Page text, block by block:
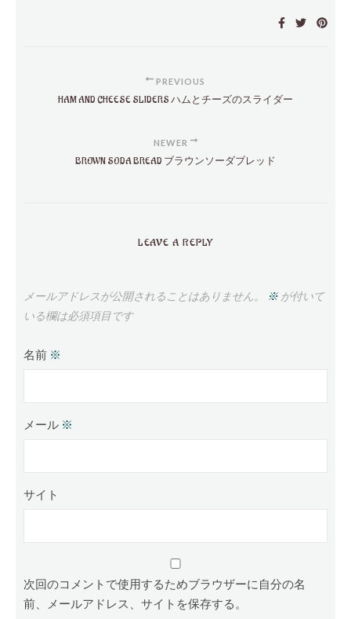
PREVIOUS
HAM AND CHEESE SLIDERS ハムとチーズのスライダー
NEWER
BROWN SODA BREAD ブラウンソーダブレッド
LEAVE A REPLY
メールアドレスが公開されることはありません。 ※が付いて
いる欄は必須項目です
名前 ※
メール ※
サイト
次回のコメントで使用するためブラウザーに自分の名
前、メールアドレス、サイトを保存する。